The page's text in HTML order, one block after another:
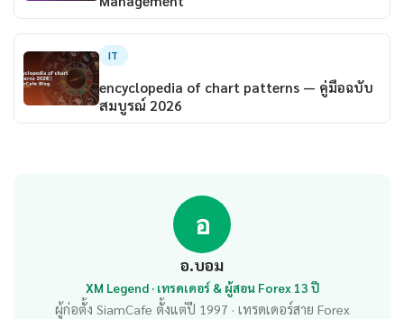
IT
encyclopedia of chart patterns — คู่มือฉบับ
สมบูรณ์ 2026
อ
อ.บอม
XM Legend · เทรดเดอร์ & ผู้สอน Forex 13 ปี
ผู้ก่อตั้ง SiamCafe ตั้งแต่ปี 1997 · เทรดเดอร์สาย Forex